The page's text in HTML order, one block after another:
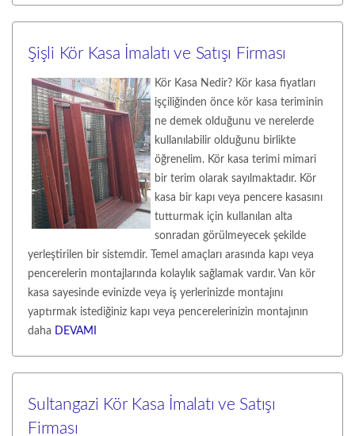
Şişli Kör Kasa İmalatı ve Satışı Firması
Kör Kasa Nedir? Kör kasa fiyatları
işçiliğinden önce kör kasa teriminin
ne demek olduğunu ve nerelerde
kullanılabilir olduğunu birlikte
öğrenelim. Kör kasa terimi mimari
bir terim olarak sayılmaktadır. Kör
kasa bir kapı veya pencere kasasını
tutturmak için kullanılan alta
sonradan görülmeyecek şekilde
yerleştirilen bir sistemdir. Temel amaçları arasında kapı veya
pencerelerin montajlarında kolaylık sağlamak vardır. Van kör
kasa sayesinde evinizde veya iş yerlerinizde montajını
yaptırmak istediğiniz kapı veya pencerelerinizin montajının
daha DEVAMI
Sultangazi Kör Kasa İmalatı ve Satışı
Firması